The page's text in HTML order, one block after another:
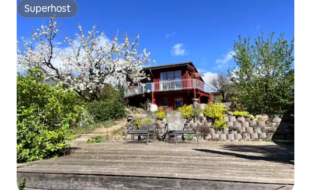
Superhost
Superhost